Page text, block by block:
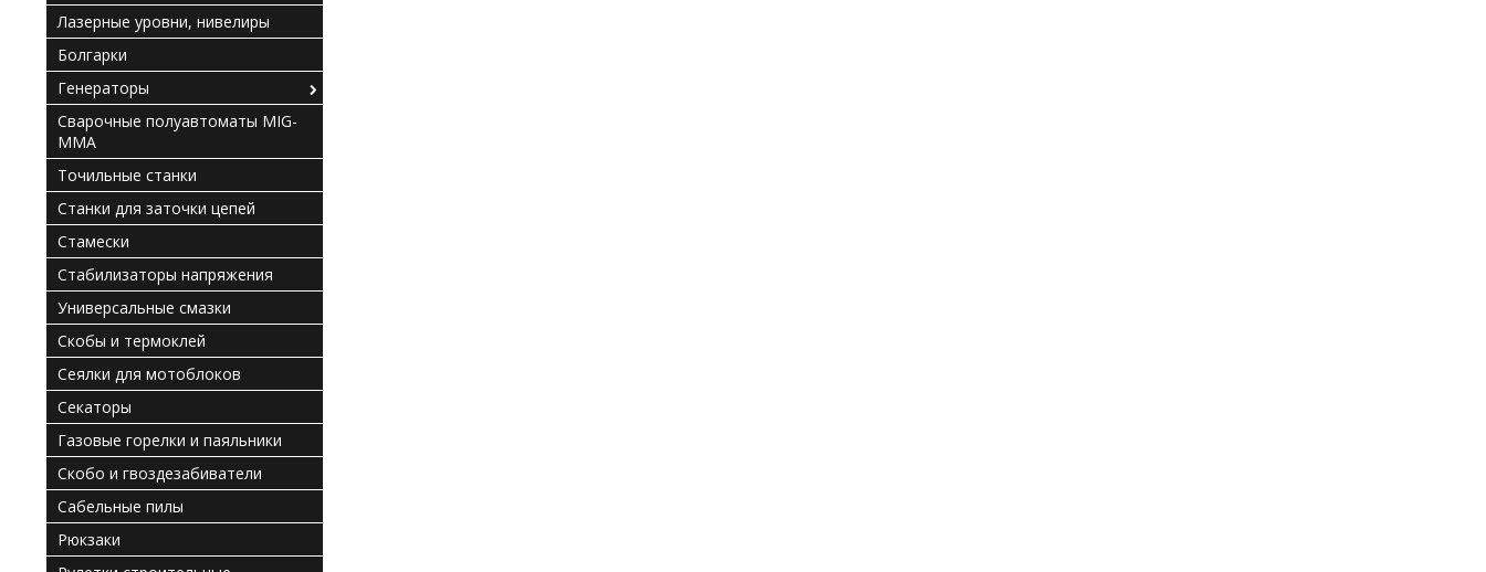
Лазерные уровни, нивелиры
Болгарки
Генераторы
Сварочные полуавтоматы MIG-
MMA
Точильные станки
Станки для заточки цепей
Стамески
Стабилизаторы напряжения
Универсальные смазки
Скобы и термоклей
Сеялки для мотоблоков
Секаторы
Газовые горелки и паяльники
Скобо и гвоздезабиватели
Сабельные пилы
Рюкзаки